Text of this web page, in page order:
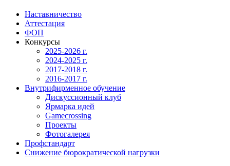
Наставничество
Аттестация
ФОП
Конкурсы
2025-2026 г.
2024-2025 г.
2017-2018 г.
2016-2017 г.
Внутрифирменное обучение
Дискуссионный клуб
Ярмарка идей
Gamecrossing
Проекты
Фотогалерея
Профстандарт
Снижение бюрократической нагрузки